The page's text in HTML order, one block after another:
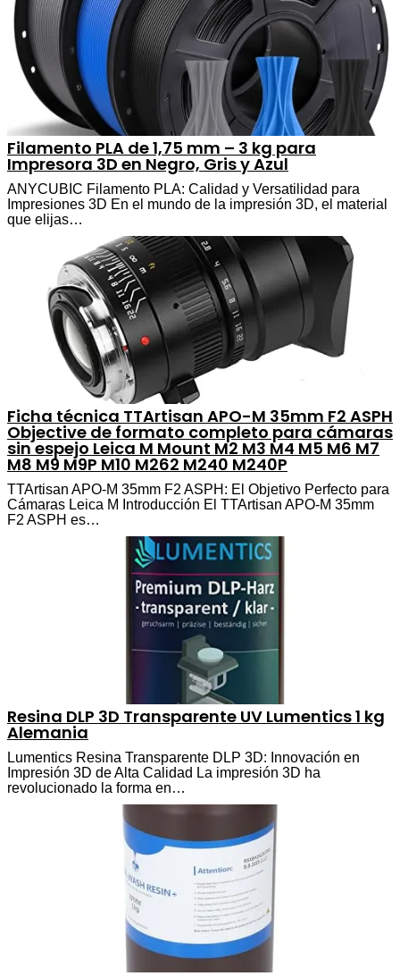
Filamento PLA de 1,75 mm – 3 kg para
Impresora 3D en Negro, Gris y Azul
ANYCUBIC Filamento PLA: Calidad y Versatilidad para
Impresiones 3D En el mundo de la impresión 3D, el material
que elijas…
Ficha técnica TTArtisan APO-M 35mm F2 ASPH
Objective de formato completo para cámaras
sin espejo Leica M Mount M2 M3 M4 M5 M6 M7
M8 M9 M9P M10 M262 M240 M240P
TTArtisan APO-M 35mm F2 ASPH: El Objetivo Perfecto para
Cámaras Leica M Introducción El TTArtisan APO-M 35mm
F2 ASPH es…
Resina DLP 3D Transparente UV Lumentics 1 kg
Alemania
Lumentics Resina Transparente DLP 3D: Innovación en
Impresión 3D de Alta Calidad La impresión 3D ha
revolucionado la forma en…